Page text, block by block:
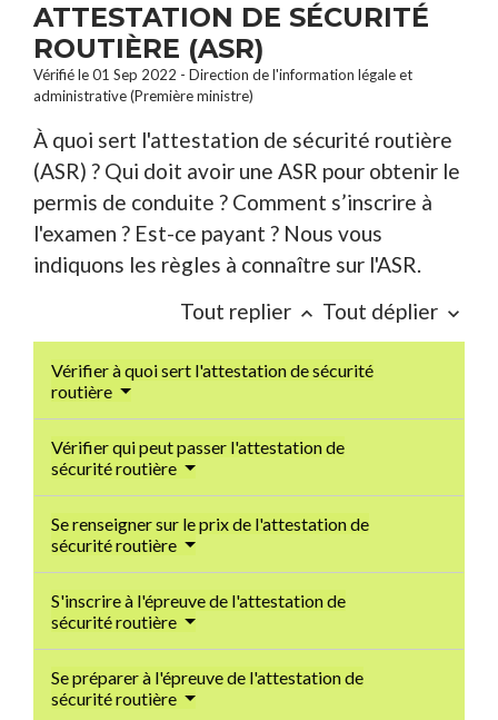
ATTESTATION DE SÉCURITÉ
ROUTIÈRE (ASR)
Vérifié le 01 Sep 2022 - Direction de l'information légale et
administrative (Première ministre)
À quoi sert l'attestation de sécurité routière
(ASR) ? Qui doit avoir une ASR pour obtenir le
permis de conduite ? Comment s’inscrire à
l'examen ? Est-ce payant ? Nous vous
indiquons les règles à connaître sur l'ASR.
Tout replier keyboard_arrow_up Tout déplier keyboard_arrow_down
Vérifier à quoi sert l'attestation de sécurité
routière
Vérifier qui peut passer l'attestation de
sécurité routière
Se renseigner sur le prix de l'attestation de
sécurité routière
S'inscrire à l'épreuve de l'attestation de
sécurité routière
Se préparer à l'épreuve de l'attestation de
sécurité routière